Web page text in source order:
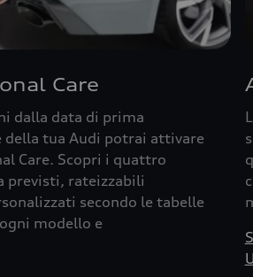
Care
dalla data di prima
tua Audi potrai attivare
Care. Scopri i quattro
previsti, rateizzabili
secondo le tabelle
modello e